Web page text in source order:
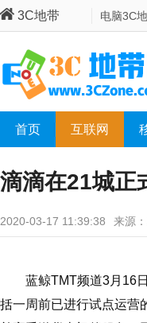
3C地带 电脑3C
首页 互联网
滴滴在21城正
2020-03-17 11:39:38 来源
蓝鲸TMT频道3月16
括一周前已进行试点运营